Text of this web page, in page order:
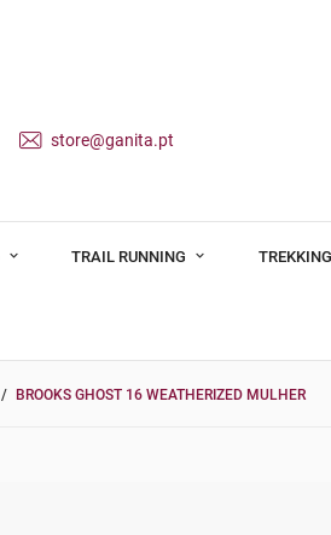
store@ganita.pt
TRAIL RUNNING
BROOKS GHOST 16 WEATHERIZED MULHER